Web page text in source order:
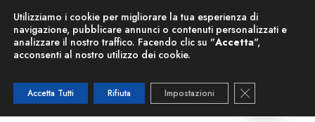
Nuova Risonanza Magnetica
Utilizziamo i cookie per migliorare la tua esperienza di
navigazione, pubblicare annunci o contenuti personalizzati e
analizzare il nostro traffico. Facendo clic su "Accetta",
acconsenti al nostro utilizzo dei cookie.
Accetta Tutti Rifiuta Impostazioni Close GDPR